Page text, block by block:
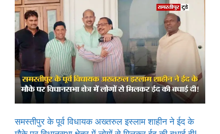
समस्तीपुर के पूर्व विधायक अख्तरुल इस्लाम शाहीन ने ईद के